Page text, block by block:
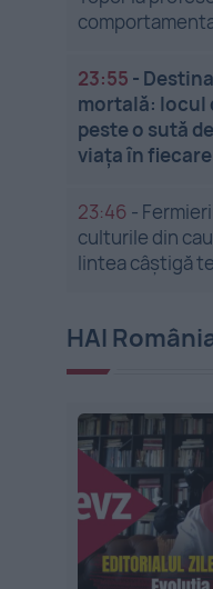
23:55 -
mortală: locul
peste o sută
viața în
23:46 -
culturile din
lintea câștigă
HAI